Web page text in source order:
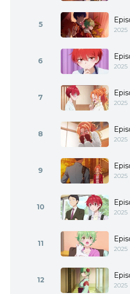
5
2025
6
2025
7
2025
8
2025
9
2025
10
2025
11
2025
12
2025